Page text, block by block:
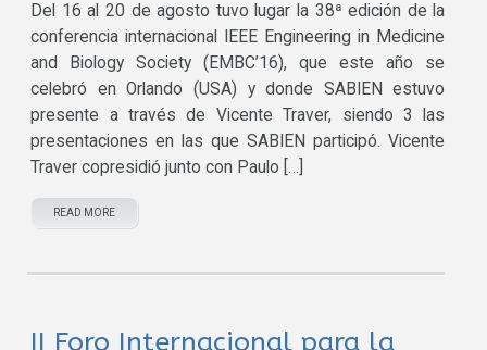
Del 16 al 20 de agosto tuvo lugar la 38ª edición de la
conferencia internacional IEEE Engineering in Medicine
and Biology Society (EMBC’16), que este año se
celebró en Orlando (USA) y donde SABIEN estuvo
presente a través de Vicente Traver, siendo 3 las
presentaciones en las que SABIEN participó. Vicente
Traver copresidió junto con Paulo […]
READ MORE
II Foro Internacional para la